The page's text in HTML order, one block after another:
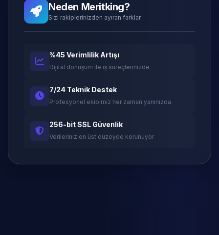
Neden Meritking?
Sizi rakiplerinizden ayıran farklar
%45 Verimlilik Artışı
Dijital dönüşüm ile iş süreçlerinizde
7/24 Teknik Destek
Profesyonel ekibimiz her zaman yanınızda
256-bit SSL Güvenlik
Verileriniz en üst düzeyde korunuyor